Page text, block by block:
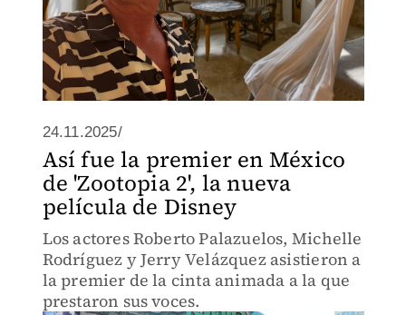
24.11.2025/
Así fue la premier en México
de 'Zootopia 2', la nueva
película de Disney
Los actores Roberto Palazuelos, Michelle
Rodríguez y Jerry Velázquez asistieron a
la premier de la cinta animada a la que
prestaron sus voces.